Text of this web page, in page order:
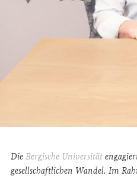
Die Bergische Univer­sität
gesellschaftlichen Wandel. Im